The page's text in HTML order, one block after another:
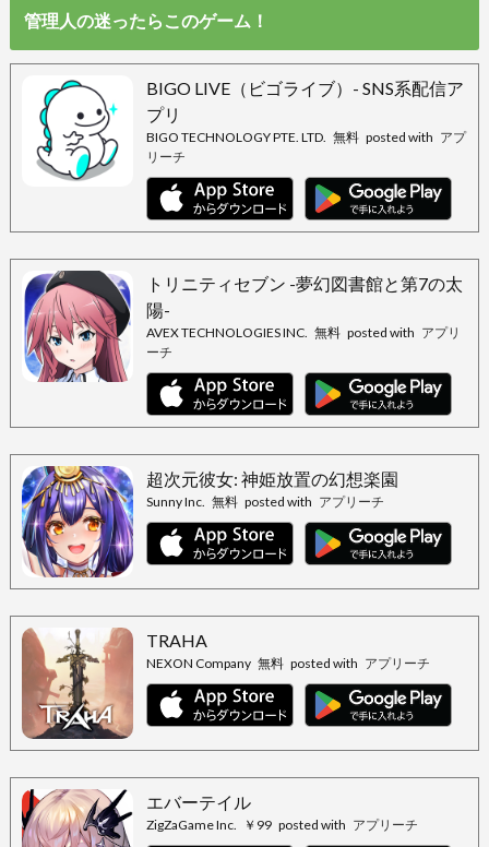
管理人の迷ったらこのゲーム！
BIGO LIVE（ビゴライブ）- SNS系配信ア
プリ
BIGO TECHNOLOGY PTE. LTD. 無料 posted with アプ
リーチ
トリニティセブン -夢幻図書館と第7の太
陽-
AVEX TECHNOLOGIES INC. 無料 posted with アプリ
ーチ
超次元彼女: 神姫放置の幻想楽園
Sunny Inc. 無料 posted with アプリーチ
TRAHA
NEXON Company 無料 posted with アプリーチ
エバーテイル
ZigZaGame Inc. ￥99 posted with アプリーチ